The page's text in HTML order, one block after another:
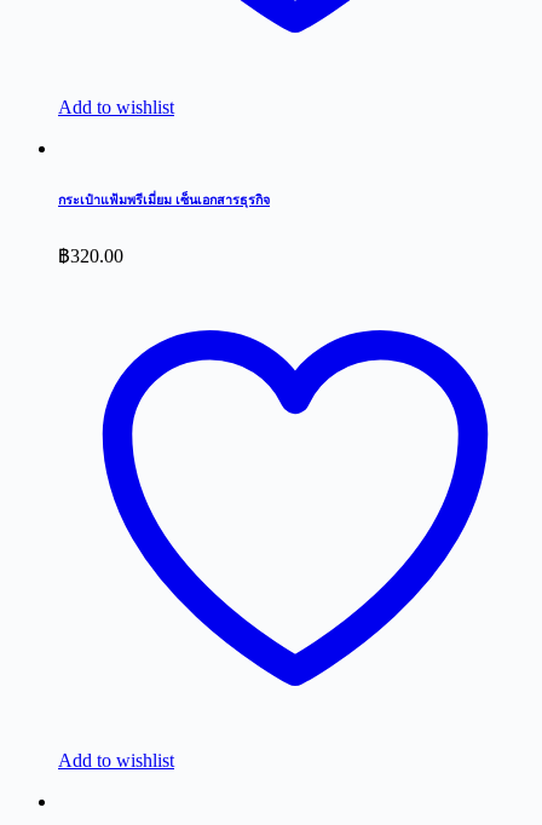
Add to wishlist
กระเป๋าแฟ้มพรีเมี่ยม เซ็นเอกสารธุรกิจ
฿320.00
Add to wishlist